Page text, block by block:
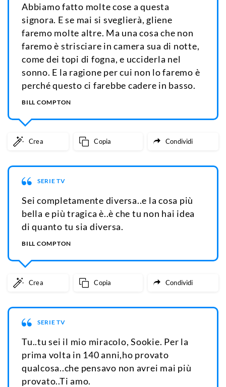
Abbiamo fatto molte cose a questa
signora. E se mai si sveglierà, gliene
faremo molte altre. Ma una cosa che non
faremo è strisciare in camera sua di notte,
come dei topi di fogna, e ucciderla nel
sonno. E la ragione per cui non lo faremo è
perché questo ci farebbe cadere in basso.
BILL COMPTON
Crea Copia Condividi
SERIE TV
Sei completamente diversa..e la cosa più
bella e più tragica è..è che tu non hai idea
di quanto tu sia diversa.
BILL COMPTON
Crea Copia Condividi
SERIE TV
Tu..tu sei il mio miracolo, Sookie. Per la
prima volta in 140 anni,ho provato
qualcosa..che pensavo non avrei mai più
provato..Ti amo.